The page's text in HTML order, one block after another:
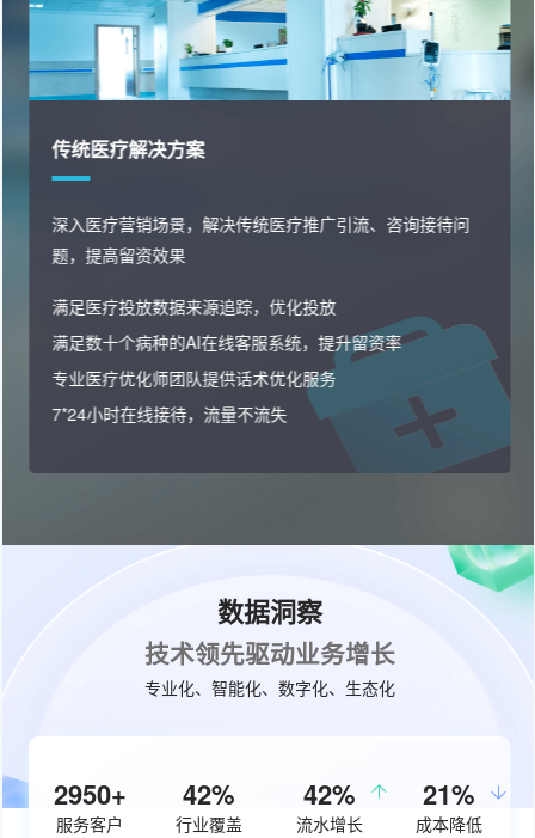
传统医疗解决方案
深入医疗营销场景，解决传统医疗推广引流、咨询接待问
题，提高留资效果
满足医疗投放数据来源追踪，优化投放
满足数十个病种的AI在线客服系统，提升留资率
专业医疗优化师团队提供话术优化服务
7*24小时在线接待，流量不流失
数据洞察
技术领先驱动业务增长
专业化、智能化、数字化、生态化
3730+
服务客户
53%
行业覆盖
50%
流水增长
26%
成本降低